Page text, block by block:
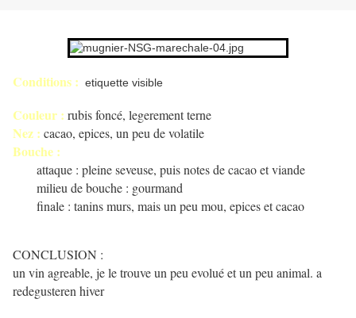
Conditions : etiquette visible
Couleur : rubis foncé, legerement terne
Nez : cacao, epices, un peu de volatile
Bouche :
attaque : pleine seveuse, puis notes de cacao et viande
milieu de bouche : gourmand
finale : tanins murs, mais un peu mou, epices et cacao
CONCLUSION :
un vin agreable, je le trouve un peu evolué et un peu animal. a
redegusteren hiver